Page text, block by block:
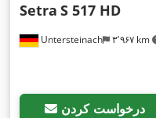
Untersteinach ۳٬۹۶۷ km
Setra S 517 HD
درخواست کردن